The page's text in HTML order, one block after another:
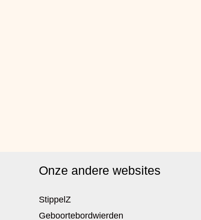
Onze andere websites
StippelZ
Geboortebordwierden